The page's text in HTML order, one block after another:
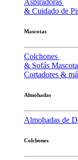
Aspiradoras
& Cuidado de
Mascotas
Colchones
& Sofás
Cortadores &
Almohadas
Almohadas de
Colchones